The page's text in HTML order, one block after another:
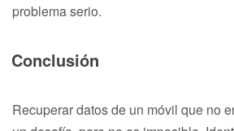
problema serio.
Conclusión
Recuperar datos de un móvil que no